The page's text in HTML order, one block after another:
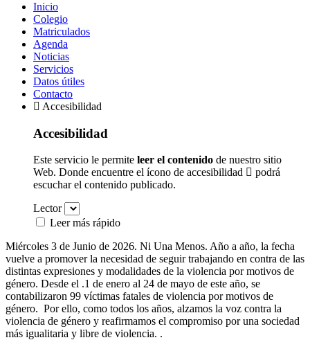
Inicio
Colegio
Matriculados
Agenda
Noticias
Servicios
Datos útiles
Contacto
Accesibilidad
Accesibilidad
Este servicio le permite leer el contenido de nuestro sitio
Web. Donde encuentre el ícono de accesibilidad
podrá
escuchar el contenido publicado.
Lector
Leer más rápido
Miércoles 3 de Junio de 2026. Ni Una Menos. Año a año, la fecha
vuelve a promover la necesidad de seguir trabajando en contra de las
distintas expresiones y modalidades de la violencia por motivos de
género. Desde el .1 de enero al 24 de mayo de este año, se
contabilizaron 99 víctimas fatales de violencia por motivos de
género. Por ello, como todos los años, alzamos la voz contra la
violencia de género y reafirmamos el compromiso por una sociedad
más igualitaria y libre de violencia. .